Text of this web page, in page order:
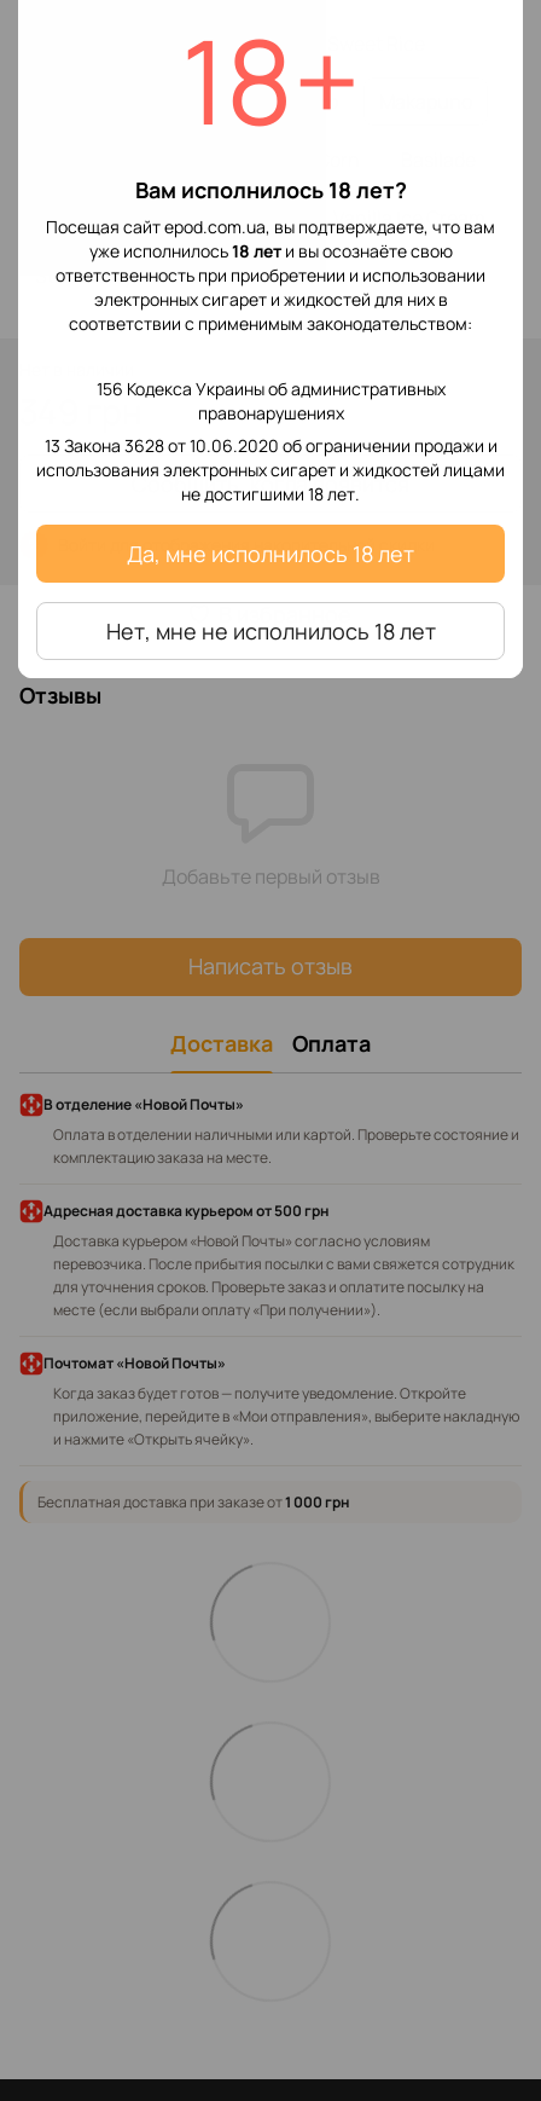
18+
Вам исполнилось 18 лет?
Посещая сайт epod.com.ua, вы подтверждаете, что вам
уже исполнилось18 лети вы осознаёте свою
ответственность при приобретении и использовании
электронных сигарет и жидкостей для них в
соответствии с применимым законодательством:
156 Кодекса Украины об административных
правонарушениях
13 Закона 3628 от 10.06.2020 об ограничении продажи и
использования электронных сигарет и жидкостей лицами
не достигшими 18 лет.
Да, мне исполнилось 18 лет
Нет, мне не исполнилось 18 лет
Rockmelon
Dubacco
Guava Feijoa Pomelo Vanilla Ice Cream
Strawberry Milkshake
349 грн
Сообщить, когда появится
для отображения накопительной скидки
Отзывы
Добавьте первый отзыв
Написать отзыв
Доставка Оплата
В отделение «Новой Почты»
Оплата в отделении наличными или картой. Проверьте состояние и
комплектацию заказа на месте.
Адресная доставка курьеромот 500 грн
Доставка курьером «Новой Почты» согласно условиям
перевозчика. После прибытия посылки с вами свяжется сотрудник
для уточнения сроков. Проверьте заказ и оплатите посылку на
месте (если выбрали оплату «При получении»).
Почтомат «Новой Почты»
Когда заказ будет готов — получите уведомление. Откройте
приложение, перейдите в «Мои отправления», выберите накладную
и нажмите «Открыть ячейку».
Бесплатная доставка при заказе от1 000 грн